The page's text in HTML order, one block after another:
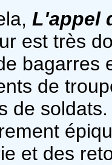
L'appel
est très
bagarres
de
de
et des